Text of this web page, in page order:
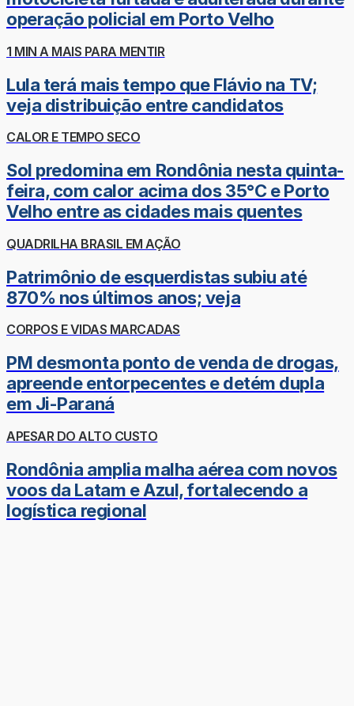
operação policial em Porto Velho
1 MIN A MAIS PARA MENTIR
Lula terá mais tempo que Flávio na TV;
veja distribuição entre candidatos
CALOR E TEMPO SECO
Sol predomina em Rondônia nesta quinta-
feira, com calor acima dos 35°C e Porto
Velho entre as cidades mais quentes
QUADRILHA BRASIL EM AÇÃO
Patrimônio de esquerdistas subiu até
870% nos últimos anos; veja
CORPOS E VIDAS MARCADAS
PM desmonta ponto de venda de drogas,
apreende entorpecentes e detém dupla
em Ji-Paraná
APESAR DO ALTO CUSTO
Rondônia amplia malha aérea com novos
voos da Latam e Azul, fortalecendo a
logística regional